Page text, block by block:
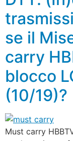
se il
carry
blocco
(10/19)?
Must carry